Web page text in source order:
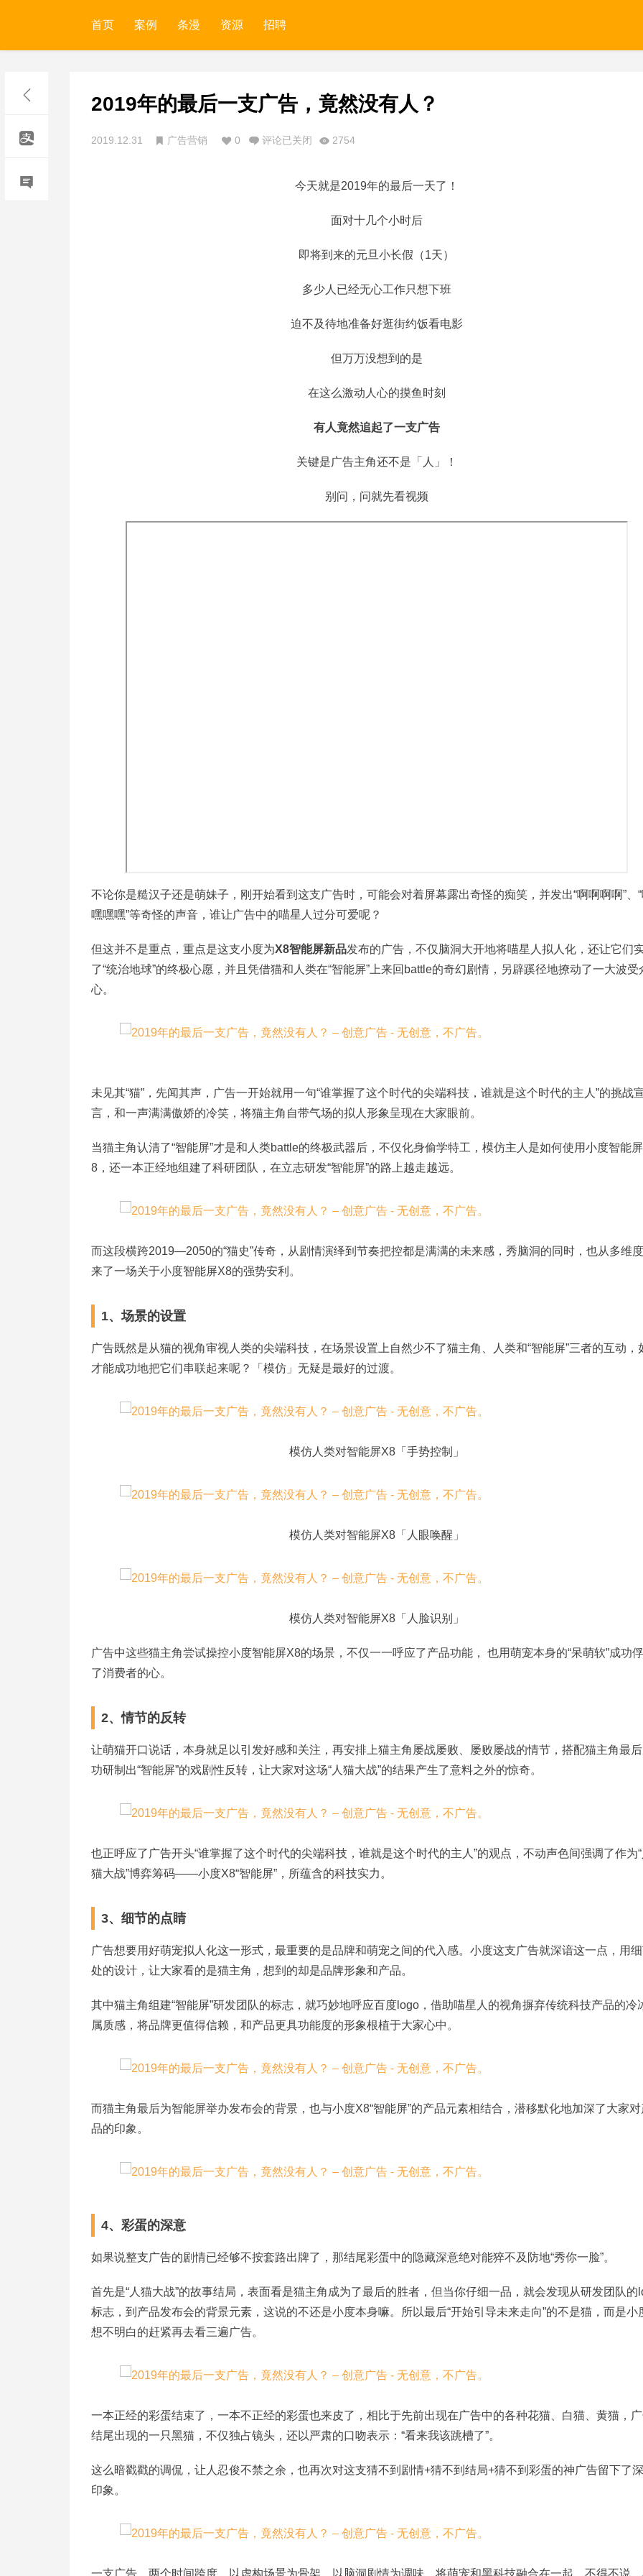
首页 案例 条漫 资源 招聘
2019年的最后一支广告，竟然没有人？
2019.12.31 广告营销 0 评论已关闭 2754
今天就是2019年的最后一天了！
面对十几个小时后
即将到来的元旦小长假（1天）
多少人已经无心工作只想下班
迫不及待地准备好逛街约饭看电影
但万万没想到的是
在这么激动人心的摸鱼时刻
有人竟然追起了一支广告
关键是广告主角还不是「人」！
别问，问就先看视频
不论你是糙汉子还是萌妹子，刚开始看到这支广告时，可能会对着屏幕露出奇怪的痴笑，并发出“啊啊啊啊”、
嘿嘿嘿”等奇怪的声音，谁让广告中的喵星人过分可爱呢？
但这并不是重点，重点是这支小度为X8智能屏新品发布的广告，不仅脑洞大开地将喵星人拟人化，还让它们
了“统治地球”的终极心愿，并且凭借猫和人类在“智能屏”上来回battle的奇幻剧情，另辟蹊径地撩动了一大波受
心。
未见其“猫”，先闻其声，广告一开始就用一句“谁掌握了这个时代的尖端科技，谁就是这个时代的主人”的挑战
言，和一声满满傲娇的冷笑，将猫主角自带气场的拟人形象呈现在大家眼前。
当猫主角认清了“智能屏”才是和人类battle的终极武器后，不仅化身偷学特工，模仿主人是如何使用小度智能
8，还一本正经地组建了科研团队，在立志研发“智能屏”的路上越走越远。
而这段横跨2019—2050的“猫史”传奇，从剧情演绎到节奏把控都是满满的未来感，秀脑洞的同时，也从多维
来了一场关于小度智能屏X8的强势安利。
1、场景的设置
广告既然是从猫的视角审视人类的尖端科技，在场景设置上自然少不了猫主角、人类和“智能屏”三者的互动，
才能成功地把它们串联起来呢？「模仿」无疑是最好的过渡。
模仿人类对智能屏X8「手势控制」
模仿人类对智能屏X8「人眼唤醒」
模仿人类对智能屏X8「人脸识别」
广告中这些猫主角尝试操控小度智能屏X8的场景，不仅一一呼应了产品功能， 也用萌宠本身的“呆萌软”成功
了消费者的心。
2、情节的反转
让萌猫开口说话，本身就足以引发好感和关注，再安排上猫主角屡战屡败、屡败屡战的情节，搭配猫主角最
功研制出“智能屏”的戏剧性反转，让大家对这场“人猫大战”的结果产生了意料之外的惊奇。
也正呼应了广告开头“谁掌握了这个时代的尖端科技，谁就是这个时代的主人”的观点，不动声色间强调了作为
猫大战”博弈筹码——小度X8“智能屏”，所蕴含的科技实力。
3、细节的点睛
广告想要用好萌宠拟人化这一形式，最重要的是品牌和萌宠之间的代入感。小度这支广告就深谙这一点，用
处的设计，让大家看的是猫主角，想到的却是品牌形象和产品。
其中猫主角组建“智能屏”研发团队的标志，就巧妙地呼应百度logo，借助喵星人的视角摒弃传统科技产品的冷
属质感，将品牌更值得信赖，和产品更具功能度的形象根植于大家心中。
而猫主角最后为智能屏举办发布会的背景，也与小度X8“智能屏”的产品元素相结合，潜移默化地加深了大家对
品的印象。
4、彩蛋的深意
如果说整支广告的剧情已经够不按套路出牌了，那结尾彩蛋中的隐藏深意绝对能猝不及防地“秀你一脸”。
首先是“人猫大战”的故事结局，表面看是猫主角成为了最后的胜者，但当你仔细一品，就会发现从研发团队的
标志，到产品发布会的背景元素，这说的不还是小度本身嘛。所以最后“开始引导未来走向”的不是猫，而是小
想不明白的赶紧再去看三遍广告。
一本正经的彩蛋结束了，一本不正经的彩蛋也来皮了，相比于先前出现在广告中的各种花猫、白猫、黄猫，
结尾出现的一只黑猫，不仅独占镜头，还以严肃的口吻表示：“看来我该跳槽了”。
这么暗戳戳的调侃，让人忍俊不禁之余，也再次对这支猜不到剧情+猜不到结局+猜不到彩蛋的神广告留下了
印象。
一支广告，两个时间跨度，以虚构场景为骨架，以脑洞剧情为调味，将萌宠和黑科技融合在一起，不得不说